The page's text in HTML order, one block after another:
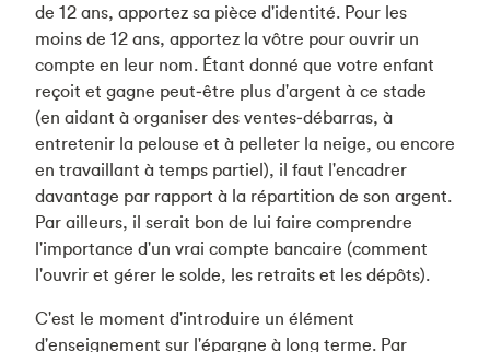
de 12 ans, apportez sa pièce d'identité. Pour les
moins de 12 ans, apportez la vôtre pour ouvrir un
compte en leur nom. Étant donné que votre enfant
reçoit et gagne peut‑être plus d'argent à ce stade
(en aidant à organiser des ventes‑débarras, à
entretenir la pelouse et à pelleter la neige, ou encore
en travaillant à temps partiel), il faut l'encadrer
davantage par rapport à la répartition de son argent.
Par ailleurs, il serait bon de lui faire comprendre
l'importance d'un vrai compte bancaire (comment
l'ouvrir et gérer le solde, les retraits et les dépôts).
C'est le moment d'introduire un élément
d'enseignement sur l'épargne à long terme. Par